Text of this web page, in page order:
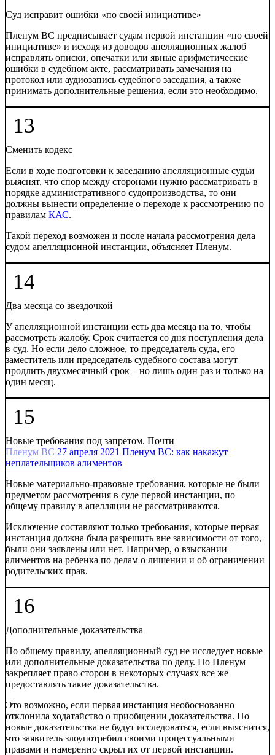
Суд исправит ошибки «по своей инициативе»
Пленум ВС предписывает судам первой инстанции «по своей
инициативе» и исходя из доводов апелляционных жалоб
исправлять описки, опечатки или явные арифметические
ошибки в судебном акте, рассматривать замечания на
протокол или аудиозапись судебного заседания, а также
принимать дополнительные решения, если это необходимо.
13
Сменить кодекс
Если в ходе подготовки к заседанию апелляционные судьи
выяснят, что спор между сторонами нужно рассматривать в
порядке административного судопроизводства, то они
должны вынести определение о переходе к рассмотрению по
правилам КАС.
Такой переход возможен и после начала рассмотрения дела
судом апелляционной инстанции, объясняет Пленум.
14
Два месяца со звездочкой
У апелляционной инстанции есть два месяца на то, чтобы
рассмотреть жалобу. Срок считается со дня поступления дела
в суд. Но если дело сложное, то председатель суда, его
заместитель или председатель судебного состава могут
продлить двухмесячный срок – но лишь один раз и только на
один месяц.
15
Новые требования под запретом. Почти
Пленум ВС 27 апреля 2021 Пленум ВС: как накажут
неплательщиков алиментов
Новые материально-правовые требования, которые не были
предметом рассмотрения в суде первой инстанции, по
общему правилу в апелляции не рассматриваются.
Исключение составляют только требования, которые первая
инстанция должна была разрешить вне зависимости от того,
были они заявлены или нет. Например, о взыскании
алиментов на ребенка по делам о лишении и об ограничении
родительских прав.
16
Дополнительные доказательства
По общему правилу, апелляционный суд не исследует новые
или дополнительные доказательства по делу. Но Пленум
закрепляет право сторон в некоторых случаях все же
предоставлять такие доказательства.
Это возможно, если первая инстанция необоснованно
отклонила ходатайство о приобщении доказательства. Но
новые доказательства не будут исследоваться, если выяснится,
что заявитель злоупотребил своими процессуальными
правами и намеренно скрыл их от первой инстанции.